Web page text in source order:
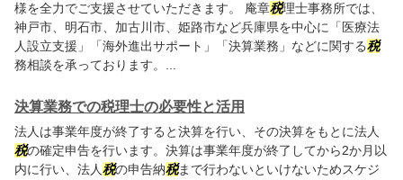
様を全力でご支援させていただきます。 庵章税理士事務所では、
神戸市、明石市、加古川市、姫路市など兵庫県を中心に「医療法
人設立支援」「海外進出サポート」「決算業務」などに関する税
務相談を承っております。...
決算業務での税理士の必要性と活用
法人は事業年度が終了すると決算を行い、その決算をもとに法人
税の確定申告を行います。決算は事業年度が終了してから2か月以
内に行い、法人税の申告納税まで行わないといけないためスケジ